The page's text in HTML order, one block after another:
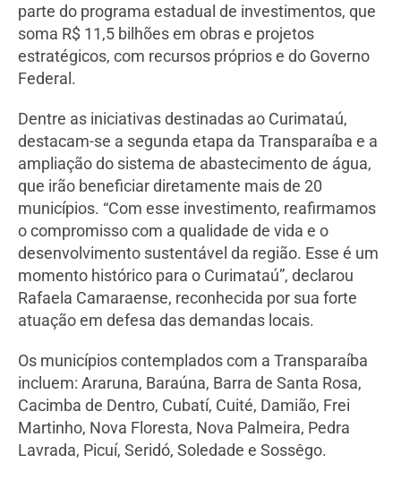
parte do programa estadual de investimentos, que
soma R$ 11,5 bilhões em obras e projetos
estratégicos, com recursos próprios e do Governo
Federal.
Dentre as iniciativas destinadas ao Curimataú,
destacam-se a segunda etapa da Transparaíba e a
ampliação do sistema de abastecimento de água,
que irão beneficiar diretamente mais de 20
municípios. “Com esse investimento, reafirmamos
o compromisso com a qualidade de vida e o
desenvolvimento sustentável da região. Esse é um
momento histórico para o Curimataú”, declarou
Rafaela Camaraense, reconhecida por sua forte
atuação em defesa das demandas locais.
Os municípios contemplados com a Transparaíba
incluem: Araruna, Baraúna, Barra de Santa Rosa,
Cacimba de Dentro, Cubatí, Cuité, Damião, Frei
Martinho, Nova Floresta, Nova Palmeira, Pedra
Lavrada, Picuí, Seridó, Soledade e Sossêgo.